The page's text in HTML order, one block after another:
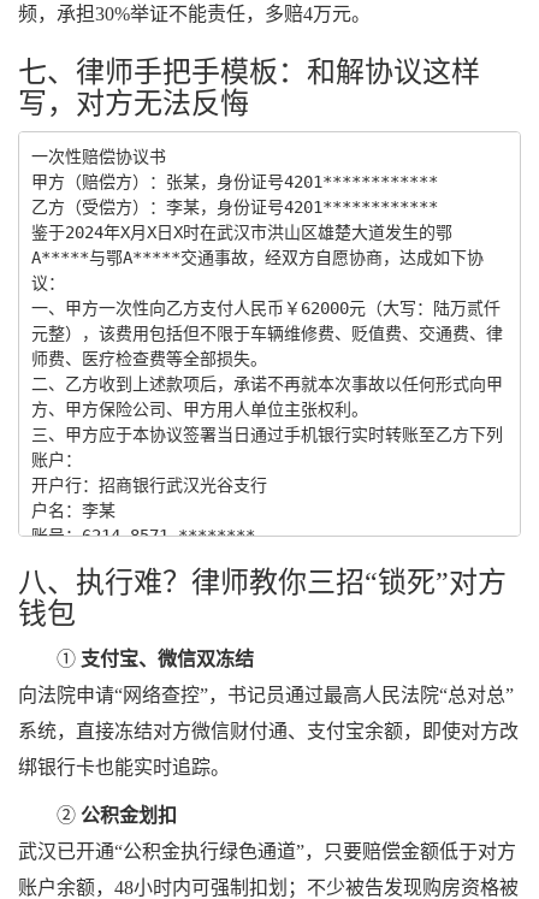
频，承担30%举证不能责任，多赔4万元。
七、律师手把手模板：和解协议这样
写，对方无法反悔
八、执行难？律师教你三招“锁死”对方
钱包
① 支付宝、微信双冻结
向法院申请“网络查控”，书记员通过最高人民法院“总对总”
系统，直接冻结对方微信财付通、支付宝余额，即使对方改
绑银行卡也能实时追踪。
② 公积金划扣
武汉已开通“公积金执行绿色通道”，只要赔偿金额低于对方
账户余额，48小时内可强制扣划；不少被告发现购房资格被